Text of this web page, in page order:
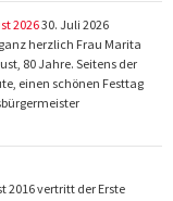
202630. Juli 2026
herzlich Frau Marita
80 Jahre. Seitens der
einen schönen Festtag
2016 vertritt der Erste